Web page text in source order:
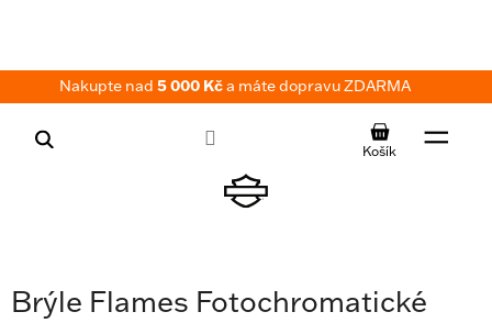
Nakupte nad 5 000 Kča máte dopravu ZDARMA
NÁKUPNÍ
KOŠÍK
Brýle Flames Fotochromatické